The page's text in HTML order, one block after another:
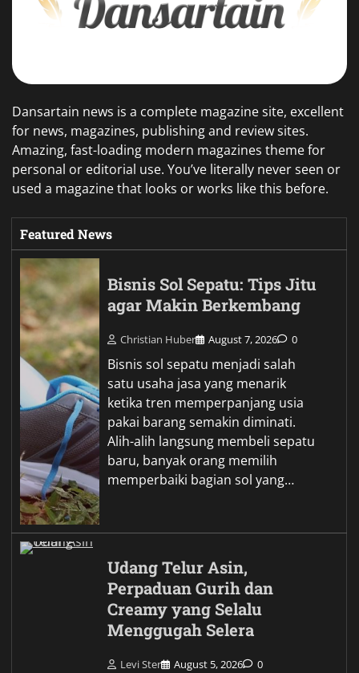
Dansartain news is a complete magazine site, excellent
for news, magazines, publishing and review sites.
Amazing, fast-loading modern magazines theme for
personal or editorial use. You’ve literally never seen or
used a magazine that looks or works like this before.
Featured News
Bisnis Sol Sepatu: Tips Jitu
agar Makin Berkembang
Christian Huber August 7, 2026 0
Bisnis sol sepatu menjadi salah
satu usaha jasa yang menarik
ketika tren memperpanjang usia
pakai barang semakin diminati.
Alih-alih langsung membeli sepatu
baru, banyak orang memilih
memperbaiki bagian sol yang…
Udang Telur Asin,
Perpaduan Gurih dan
Creamy yang Selalu
Menggugah Selera
Levi Ster August 5, 2026 0